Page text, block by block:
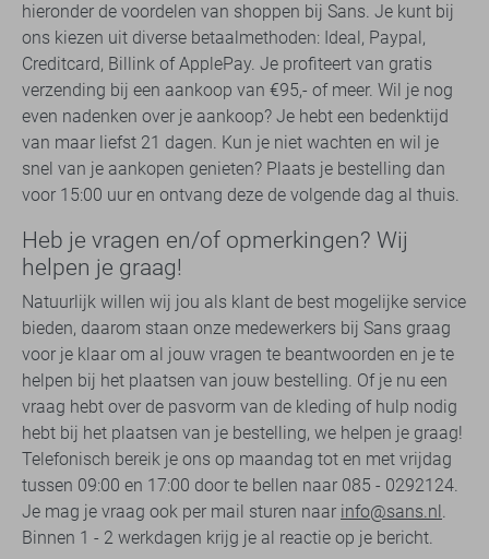
hieronder de voordelen van shoppen bij Sans. Je kunt bij
ons kiezen uit diverse betaalmethoden: Ideal, Paypal,
Creditcard, Billink of ApplePay. Je profiteert van gratis
verzending bij een aankoop van €95,- of meer. Wil je nog
even nadenken over je aankoop? Je hebt een bedenktijd
van maar liefst 21 dagen. Kun je niet wachten en wil je
snel van je aankopen genieten? Plaats je bestelling dan
voor 15:00 uur en ontvang deze de volgende dag al thuis.
Heb je vragen en/of opmerkingen? Wij
helpen je graag!
Natuurlijk willen wij jou als klant de best mogelijke service
bieden, daarom staan onze medewerkers bij Sans graag
voor je klaar om al jouw vragen te beantwoorden en je te
helpen bij het plaatsen van jouw bestelling. Of je nu een
vraag hebt over de pasvorm van de kleding of hulp nodig
hebt bij het plaatsen van je bestelling, we helpen je graag!
Telefonisch bereik je ons op maandag tot en met vrijdag
tussen 09:00 en 17:00 door te bellen naar 085 - 0292124.
Je mag je vraag ook per mail sturen naar info@sans.nl.
Binnen 1 - 2 werkdagen krijg je al reactie op je bericht.